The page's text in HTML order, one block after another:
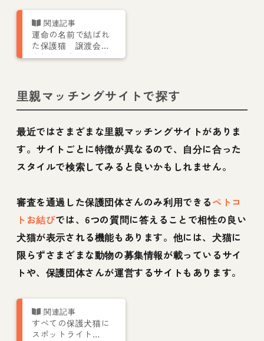
運命の名前で結ばれ
た保護猫 譲渡会に
参加した夫婦との出
里親マッチングサイトで探す
最近ではさまざまな里親マッチングサイトがありま
す。サイトごとに特徴が異なるので、自分に合った
スタイルで検索してみると良いかもしれません。
審査を通過した保護団体さんのみ利用できるペトコ
トお結びでは、6つの質問に答えることで相性の良い
犬猫が表示される機能もあります。他には、犬猫に
限らずさまざまな動物の募集情報が載っているサイ
トや、保護団体さんが運営するサイトもあります。
すべての保護犬猫に
スポットライト